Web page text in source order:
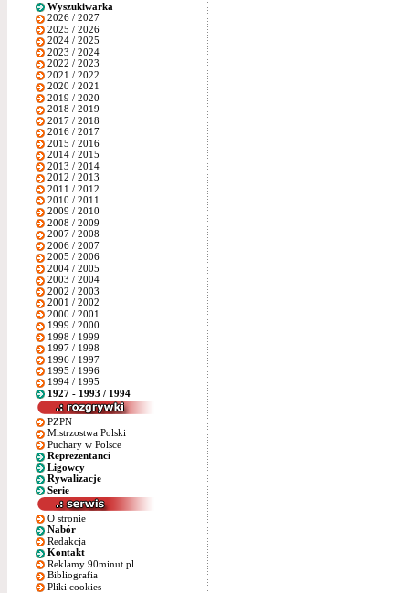
Wyszukiwarka
2026 / 2027
2025 / 2026
2024 / 2025
2023 / 2024
2022 / 2023
2021 / 2022
2020 / 2021
2019 / 2020
2018 / 2019
2017 / 2018
2016 / 2017
2015 / 2016
2014 / 2015
2013 / 2014
2012 / 2013
2011 / 2012
2010 / 2011
2009 / 2010
2008 / 2009
2007 / 2008
2006 / 2007
2005 / 2006
2004 / 2005
2003 / 2004
2002 / 2003
2001 / 2002
2000 / 2001
1999 / 2000
1998 / 1999
1997 / 1998
1996 / 1997
1995 / 1996
1994 / 1995
1927 - 1993 / 1994
PZPN
Mistrzostwa Polski
Puchary w Polsce
Reprezentanci
Ligowcy
Rywalizacje
Serie
O stronie
Nabór
Redakcja
Kontakt
Reklamy 90minut.pl
Bibliografia
Pliki cookies